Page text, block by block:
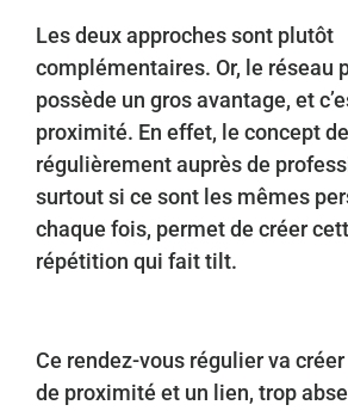
Les deux approches sont plutôt
complémentaires. Or, le réseau
possède un gros avantage, et
proximité. En effet, le concept
régulièrement auprès de
surtout si ce sont les mêmes
chaque fois, permet de créer
répétition qui fait tilt.
Ce rendez-vous régulier va
de proximité et un lien, trop